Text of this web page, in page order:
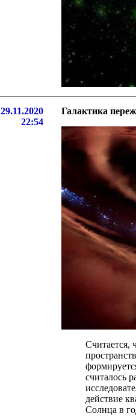
29.11.2020
22:54
Галактика
Считается,
считалось
действие
Солнца в